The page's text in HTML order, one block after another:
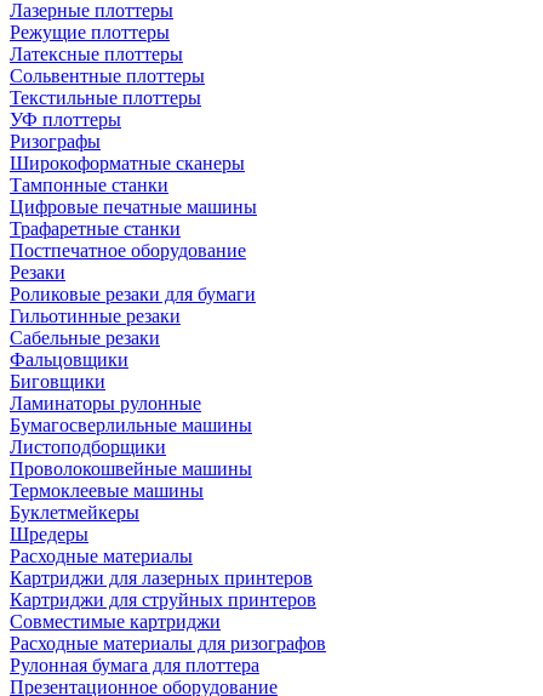
Лазерные плоттеры
Режущие плоттеры
Латексные плоттеры
Сольвентные плоттеры
Текстильные плоттеры
УФ плоттеры
Ризографы
Широкоформатные сканеры
Тампонные станки
Цифровые печатные машины
Трафаретные станки
Постпечатное оборудование
Резаки
Роликовые резаки для бумаги
Гильотинные резаки
Сабельные резаки
Фальцовщики
Биговщики
Ламинаторы рулонные
Бумагосверлильные машины
Листоподборщики
Проволокошвейные машины
Термоклеевые машины
Буклетмейкеры
Шредеры
Расходные материалы
Картриджи для лазерных принтеров
Картриджи для струйных принтеров
Совместимые картриджи
Расходные материалы для ризографов
Рулонная бумага для плоттера
Презентационное оборудование